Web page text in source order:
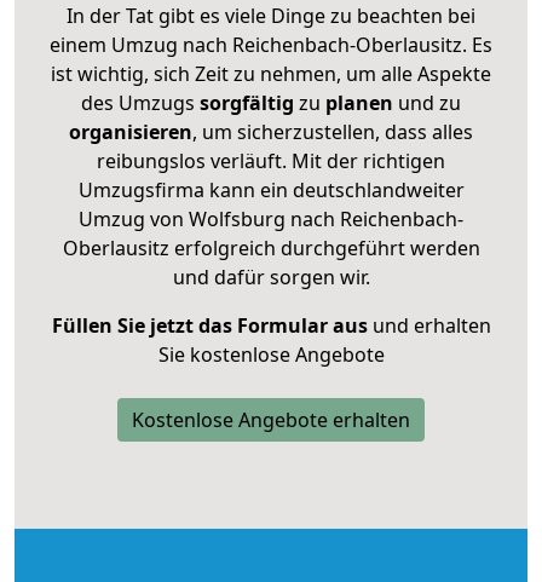
In der Tat gibt es viele Dinge zu beachten bei
einem Umzug nach Reichenbach-Oberlausitz. Es
ist wichtig, sich Zeit zu nehmen, um alle Aspekte
des Umzugs sorgfältig zu planen und zu
organisieren, um sicherzustellen, dass alles
reibungslos verläuft. Mit der richtigen
Umzugsfirma kann ein deutschlandweiter
Umzug von Wolfsburg nach Reichenbach-
Oberlausitz erfolgreich durchgeführt werden
und dafür sorgen wir.
Füllen Sie jetzt das Formular ausund erhalten
Sie kostenlose Angebote
Kostenlose Angebote erhalten